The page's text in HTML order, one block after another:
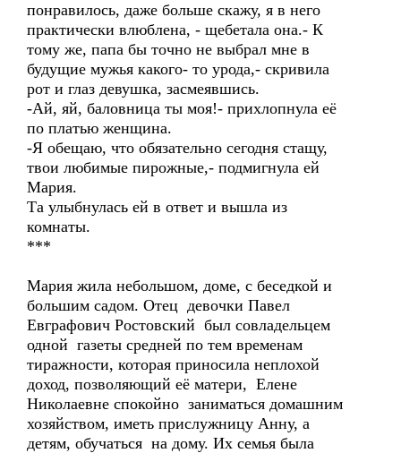
понравилось, даже больше скажу, я в него
практически влюблена, - щебетала она.- К
тому же, папа бы точно не выбрал мне в
будущие мужья какого- то урода,- скривила
рот и глаз девушка, засмеявшись.
-Ай, яй, баловница ты моя!- прихлопнула её
по платью женщина.
-Я обещаю, что обязательно сегодня стащу,
твои любимые пирожные,- подмигнула ей
Мария.
Та улыбнулась ей в ответ и вышла из
комнаты.
***
Мария жила небольшом, доме, с беседкой и
большим садом. Отец девочки Павел
Евграфович Ростовский был совладельцем
одной газеты средней по тем временам
тиражности, которая приносила неплохой
доход, позволяющий её матери, Елене
Николаевне спокойно заниматься домашним
хозяйством, иметь прислужницу Анну, а
детям, обучаться на дому. Их семья была